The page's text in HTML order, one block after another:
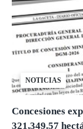
NOTICIAS
Concesiones
321,349.57